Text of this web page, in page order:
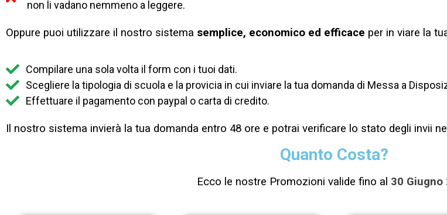
non li vadano nemmeno a leggere.
Oppure puoi utilizzare il nostro sistema semplice, economico ed efficace per in viare la
Compilare una sola volta il form con i tuoi dati.
Scegliere la tipologia di scuola e la provicia in cui inviare la tua domanda di Messa a
Effettuare il pagamento con paypal o carta di credito.
Il nostro sistema invierà la tua domanda entro 48 ore e potrai verificare lo stato degli invii
Quanto Costa?
Ecco le nostre Promozioni valide fino al 30 Giugno